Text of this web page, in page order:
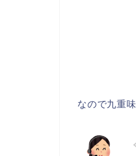
なので九重